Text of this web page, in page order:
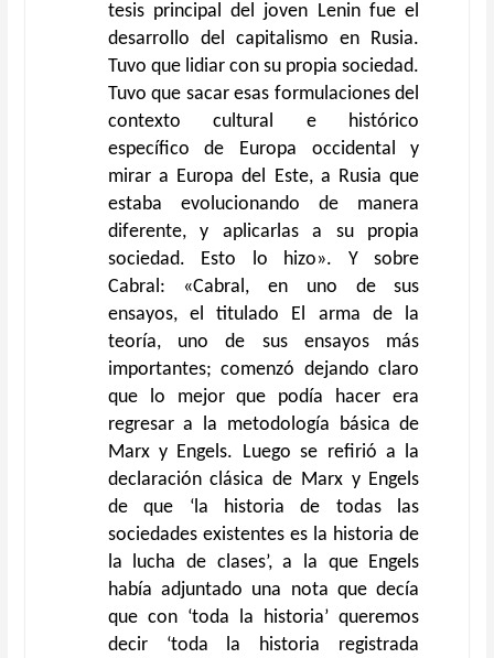
tesis principal del joven Lenin fue el
desarrollo del capitalismo en Rusia.
Tuvo que lidiar con su propia sociedad.
Tuvo que sacar esas formulaciones del
contexto cultural e histórico
específico de Europa occidental y
mirar a Europa del Este, a Rusia que
estaba evolucionando de manera
diferente, y aplicarlas a su propia
sociedad. Esto lo hizo». Y sobre
Cabral: «Cabral, en uno de sus
ensayos, el titulado El arma de la
teoría, uno de sus ensayos más
importantes; comenzó dejando claro
que lo mejor que podía hacer era
regresar a la metodología básica de
Marx y Engels. Luego se refirió a la
declaración clásica de Marx y Engels
de que ‘la historia de todas las
sociedades existentes es la historia de
la lucha de clases’, a la que Engels
había adjuntado una nota que decía
que con ‘toda la historia’ queremos
decir ‘toda la historia registrada